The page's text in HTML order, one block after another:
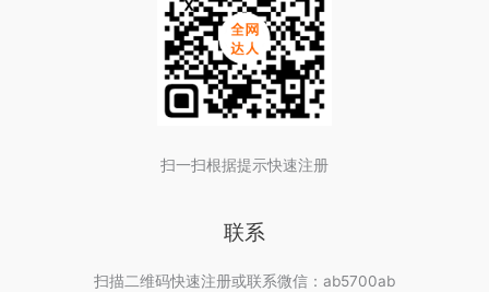
扫一扫根据提示快速注册
联系
扫描二维码快速注册或联系微信：ab5700ab